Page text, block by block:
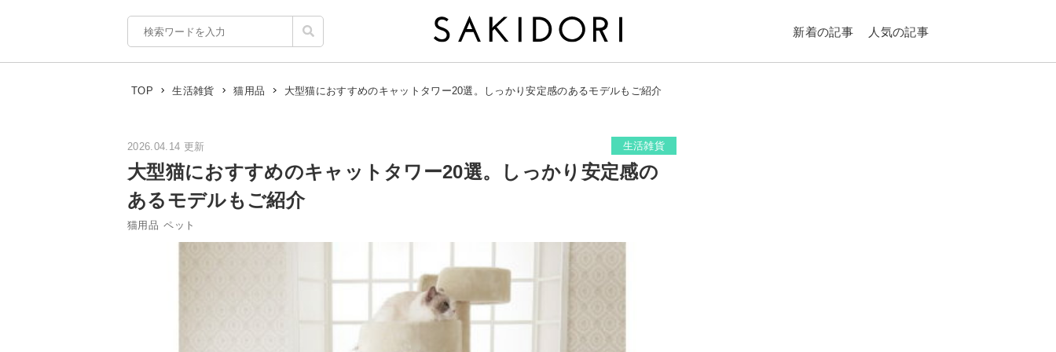
新着の記事 人気の記事
TOP 生活雑貨 猫用品 大型猫におすすめのキャットタワー20選。しっかり安定感のあるモデルもご紹介
2026.04.14 更新 生活雑貨
大型猫におすすめのキャットタワー20選。しっかり安定感の
あるモデルもご紹介
猫用品 ペット